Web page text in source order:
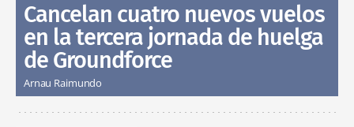
Cancelan cuatro nuevos vuelos
en la tercera jornada de huelga
de Groundforce
Arnau Raimundo